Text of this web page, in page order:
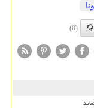
(0)